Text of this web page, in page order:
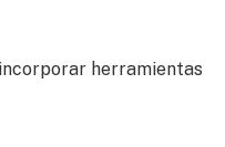
herramientas